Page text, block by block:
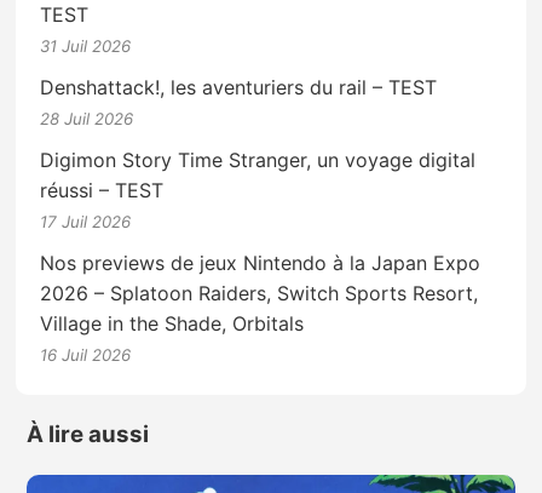
TEST
31 Juil 2026
Denshattack!, les aventuriers du rail – TEST
28 Juil 2026
Digimon Story Time Stranger, un voyage digital
réussi – TEST
17 Juil 2026
Nos previews de jeux Nintendo à la Japan Expo
2026 – Splatoon Raiders, Switch Sports Resort,
Village in the Shade, Orbitals
16 Juil 2026
À lire aussi